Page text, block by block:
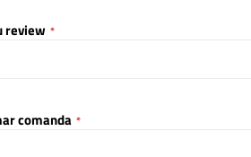
review
comanda